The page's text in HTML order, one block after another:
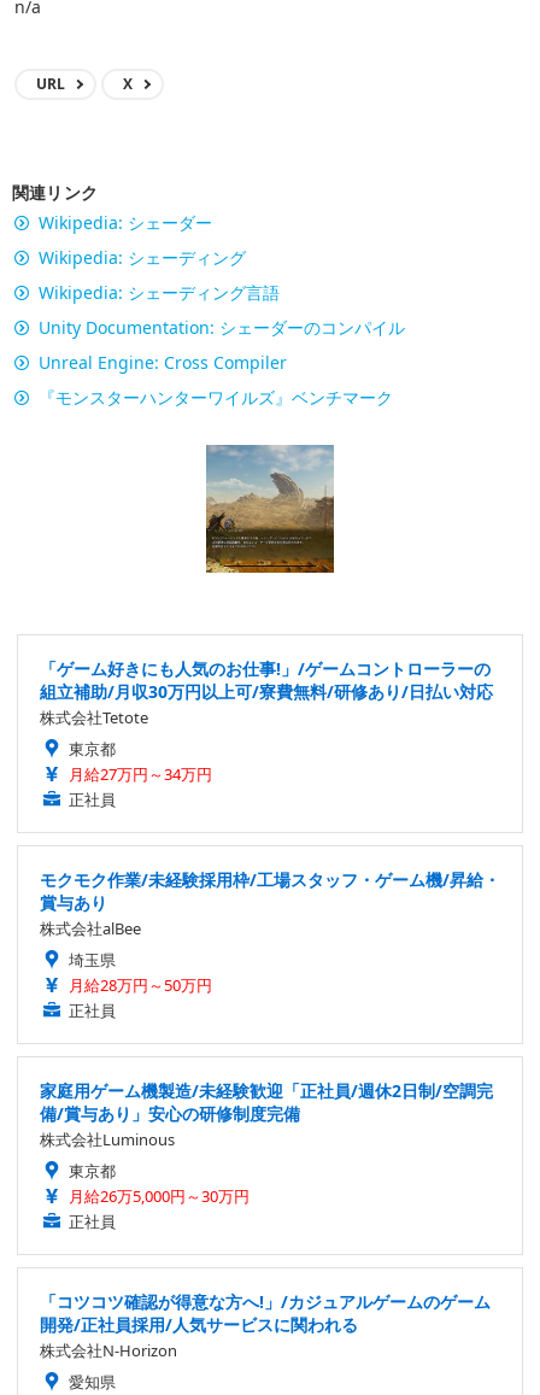
n/a
URL X
関連リンク
Wikipedia: シェーダー
Wikipedia: シェーディング
Wikipedia: シェーディング言語
Unity Documentation: シェーダーのコンパイル
Unreal Engine: Cross Compiler
『モンスターハンターワイルズ』ベンチマーク
「ゲーム好きにも人気のお仕事!」/ゲームコントローラーの
組立補助/月収30万円以上可/寮費無料/研修あり/日払い対応
株式会社Tetote
東京都
月給27万円～34万円
正社員
モクモク作業/未経験採用枠/工場スタッフ・ゲーム機/昇給・
賞与あり
株式会社alBee
埼玉県
月給28万円～50万円
正社員
家庭用ゲーム機製造/未経験歓迎「正社員/週休2日制/空調完
備/賞与あり」安心の研修制度完備
株式会社Luminous
東京都
月給26万5,000円～30万円
正社員
「コツコツ確認が得意な方へ!」/カジュアルゲームのゲーム
開発/正社員採用/人気サービスに関われる
株式会社N-Horizon
愛知県